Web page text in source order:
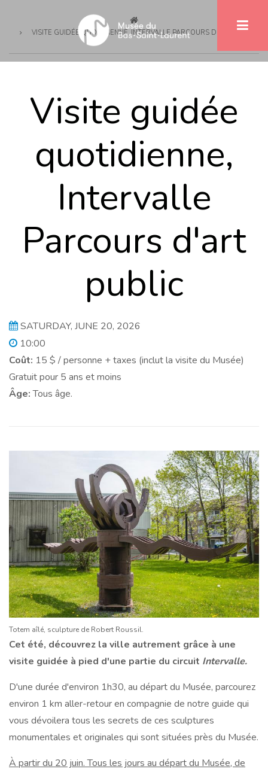
content
Breadcrumb
VISITE GUIDÉE QUOTIDIENNE, INTERVALLE PARCOURS D'ART PUBLIC
Visite guidée
quotidienne,
Intervalle
Parcours d'art
public
SATURDAY, JUNE 20, 2026
10:00
Coût: 15 $ / personne + taxes (inclut la visite du Musée)
Gratuit pour 5 ans et moins
Âge:Tous âge.
Totem aîlé, sculpture de Robert Roussil.
Cet été, découvrez la ville autrement grâce à une
visite guidée à pied d'une partie du circuit Intervalle.
D'une durée d'environ 1h30, au départ du Musée, parcourez
environ 1 km aller-retour en compagnie de notre guide qui
vous dévoilera tous les secrets de ces sculptures
monumentales et originales qui sont situées près du Musée.
À partir du 20 juin. Tous les jours au départ du Musée, de